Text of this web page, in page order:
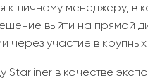
к личному менеджеру, в
выйти на прямой
через участие в крупных
Starliner в качестве